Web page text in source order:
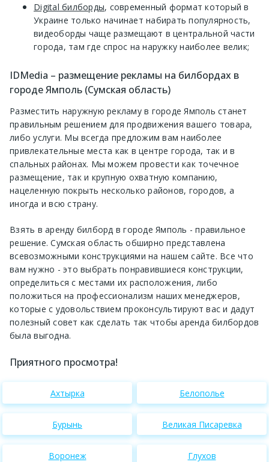
Digital билборды, современный формат который в
Украине только начинает набирать популярность,
видеоборды чаще размещают в центральной части
города, там где спрос на наружку наиболее велик;
IDMedia – размещение рекламы на билбордах в
городе Ямполь (Сумская область)
Разместить наружную рекламу в городе Ямполь станет
правильным решением для продвижения вашего товара,
либо услуги. Мы всегда предложим вам наиболее
привлекательные места как в центре города, так и в
спальных районах. Мы можем провести как точечное
размещение, так и крупную охватную компанию,
нацеленную покрыть несколько районов, городов, а
иногда и всю страну.
Взять в аренду билборд в городе Ямполь - правильное
решение. Сумская область обширно представлена
всевозможными конструкциями на нашем сайте. Все что
вам нужно - это выбрать понравившиеся конструкции,
определиться с местами их расположения, либо
положиться на профессионализм наших менеджеров,
которые с удовольствием проконсультируют вас и дадут
полезный совет как сделать так чтобы аренда билбордов
была выгодна.
Приятного просмотра!
Ахтырка Белополье
Бурынь Великая Писаревка
Воронеж Глухов